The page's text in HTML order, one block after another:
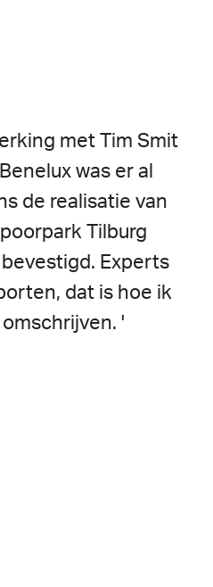
met Tim Smit
Benelux was er al
de realisatie van
Tilburg
bevestigd. Experts
dat is hoe ik
omschrijven. '